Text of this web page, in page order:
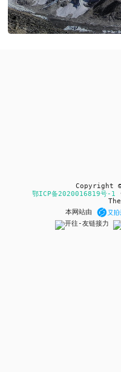
Copyright
鄂ICP备2020016819号-1
本网站由